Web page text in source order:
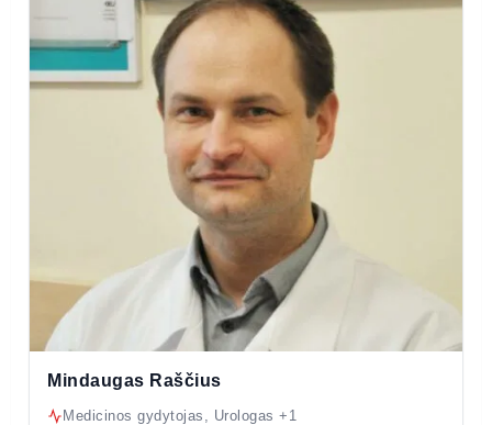
Mindaugas Raščius
Medicinos gydytojas, Urologas +1